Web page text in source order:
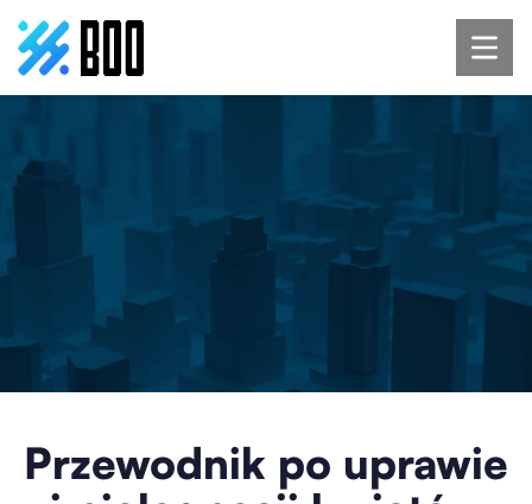
Przewodnik po uprawie